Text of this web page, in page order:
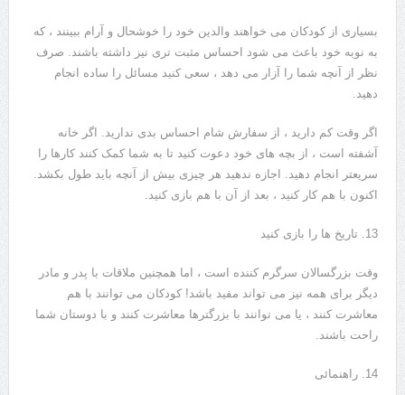
بسیاری از کودکان می خواهند والدین خود را خوشحال و آرام ببینند ، که
به نوبه خود باعث می شود احساس مثبت تری نیز داشته باشند. صرف
نظر از آنچه شما را آزار می دهد ، سعی کنید مسائل را ساده انجام
دهید.
اگر وقت کم دارید ، از سفارش شام احساس بدی ندارید. اگر خانه
آشفته است ، از بچه های خود دعوت کنید تا به شما کمک کنند کارها را
سریعتر انجام دهید. اجازه ندهید هر چیزی بیش از آنچه باید طول بکشد.
اکنون با هم کار کنید ، بعد از آن با هم بازی کنید.
13. تاریخ ها را بازی کنید
وقت بزرگسالان سرگرم کننده است ، اما همچنین ملاقات با پدر و مادر
دیگر برای همه نیز می تواند مفید باشد! کودکان می توانند با هم
معاشرت کنند ، یا می توانند با بزرگترها معاشرت کنند و با دوستان شما
راحت باشند.
14. راهنمائی